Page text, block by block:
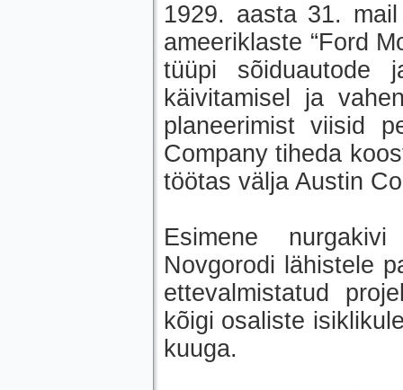
1929. aasta 31.
ameeriklaste “Ford
tüüpi sõiduautode
käivitamisel ja
planeerimist viisid
Company tiheda
töötas välja Austin
Esimene
Novgorodi lähistele
ettevalmistatud
kõigi osaliste
kuuga.